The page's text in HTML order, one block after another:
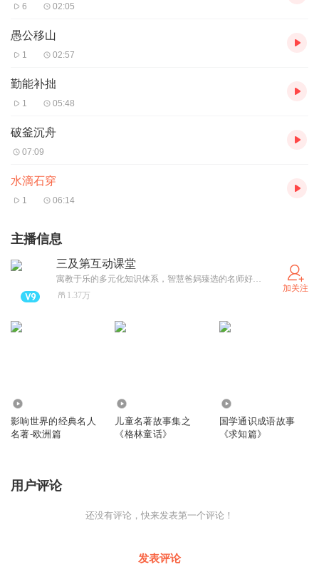
6 02:05
愚公移山
1 02:57
勤能补拙
1 05:48
破釜沉舟
07:09
水滴石穿
1 06:14
主播信息
三及第互动课堂
寓教于乐的多元化知识体系，智慧爸妈臻选的名师好课。
1.37万
加关注
影响世界的经典名人
名著-欧洲篇
儿童名著故事集之
《格林童话》
国学通识成语故事
《求知篇》
用户评论
还没有评论，快来发表第一个评论！
发表评论